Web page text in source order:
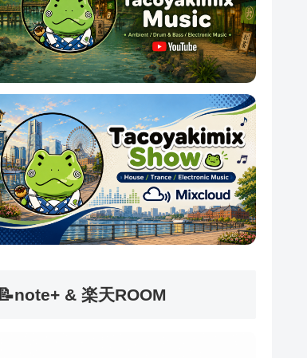
📝note+ & 楽天ROOM